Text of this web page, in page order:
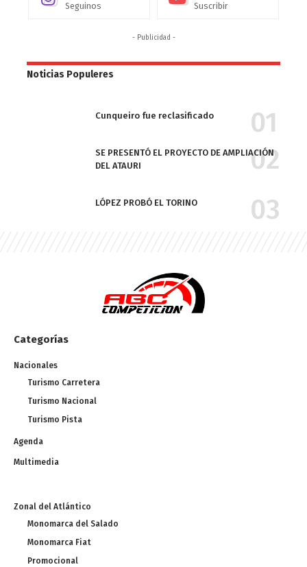
Seguinos Suscribir
- Publicidad -
Noticias Populeres
Cunqueiro fue reclasificado
SE PRESENTÓ EL PROYECTO DE AMPLIACIÓN
DEL ATAURI
LÓPEZ PROBÓ EL TORINO
Categorías
Nacionales
Turismo Carretera
Turismo Nacional
Turismo Pista
Agenda
Multimedia
Zonal del Atlántico
Monomarca del Salado
Monomarca Fiat
Promocional